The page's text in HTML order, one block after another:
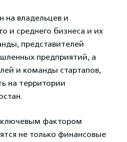
на владельцев и
и среднего бизнеса и их
представителей
предприятий, а
и команды стартапов,
на территории
ключевым фактором
не только финансовые